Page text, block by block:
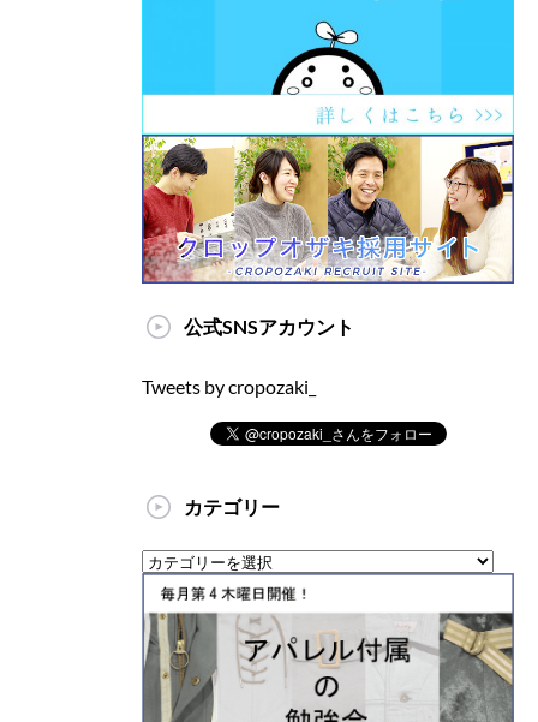
公式SNSアカウント
Tweets by cropozaki_
カテゴリー